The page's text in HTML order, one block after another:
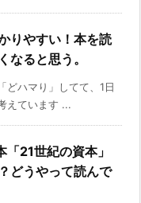
りやすい！本を読
なると思う。
どハマり」してて、1日
えています ...
「21世紀の資本」
どうやって読んで